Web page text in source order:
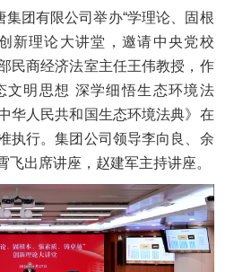
团有限公司举办“学理论、固根
新理论大讲堂，邀请中央党校
民商经济法室主任王伟教授，作
文明思想 深学细悟生态环境法
华人民共和国生态环境法典》在
执行。集团公司领导李向良、余
飞出席讲座，赵建军主持讲座。